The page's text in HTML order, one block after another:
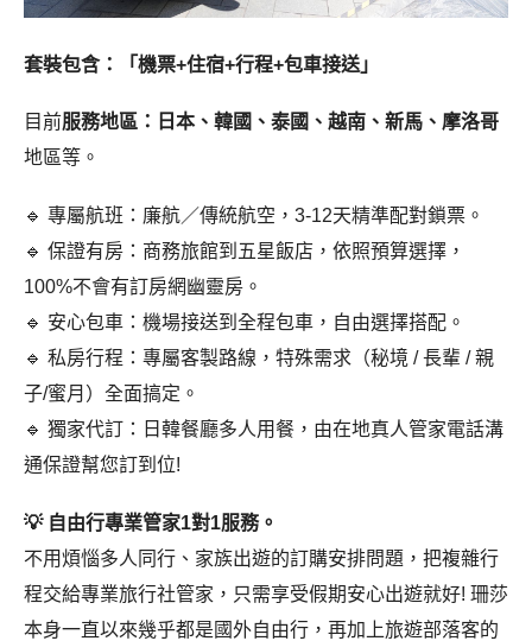
套裝包含：「機票+住宿+行程+包車接送」
目前服務地區：日本、韓國、泰國、越南、新馬、摩洛哥
地區等。
🔹 專屬航班：廉航／傳統航空，3-12天精準配對鎖票。
🔹 保證有房：商務旅館到五星飯店，依照預算選擇，
100%不會有訂房網幽靈房。
🔹 安心包車：機場接送到全程包車，自由選擇搭配。
🔹 私房行程：專屬客製路線，特殊需求（秘境 / 長輩 / 親
子/蜜月）全面搞定。
🔹 獨家代訂：日韓餐廳多人用餐，由在地真人管家電話溝
通保證幫您訂到位!
💡 自由行專業管家1對1服務。
不用煩惱多人同行、家族出遊的訂購安排問題，把複雜行
程交給專業旅行社管家，只需享受假期安心出遊就好! 珊莎
本身一直以來幾乎都是國外自由行，再加上旅遊部落客的